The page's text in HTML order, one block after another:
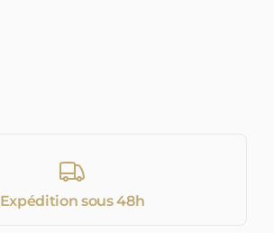
Expédition sous 48h